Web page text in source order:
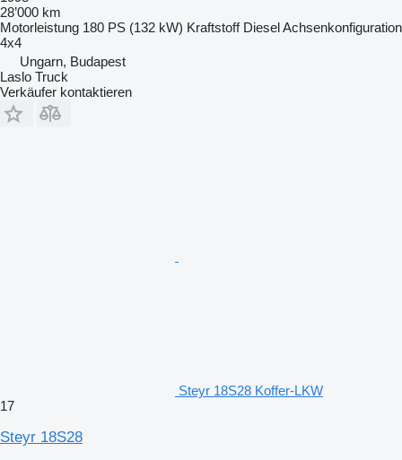
28’000 km
Motorleistung 180 PS (132 kW) Kraftstoff DieselAchsenkonfiguration
4x4
Ungarn, Budapest
Laslo Truck
Verkäufer kontaktieren
Steyr 18S28 Koffer-LKW
17
Steyr 18S28